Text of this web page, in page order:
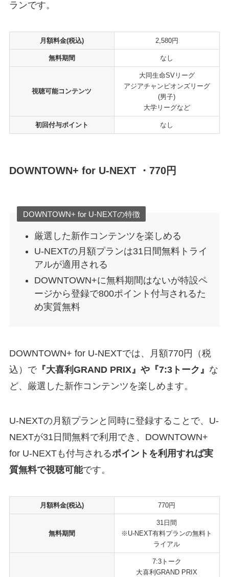
ランです。
月額料金(税込) 2,580円
無料期間 なし
視聴可能コンテンツ
大同生命SVリーグ
アジアチャンピオンズリーグ
(男子)
大学リーグなど
初回付与ポイント なし
DOWNTOWN+ for U-NEXT ・770円
DOWNTOWN+ for U-NEXTの特徴
厳選した新作コンテンツを楽しめる
U-NEXTの月額プランは31日間無料トライ
アルが適用される
DOWNTOWN+に無料期間はないが特設ペ
ージから登録で800ポイント付与されるた
め実質無料
DOWNTOWN+ for U-NEXTでは、月額770円（税
込）で『大喜利GRAND PRIX』や『7:3トーク』 な
ど、厳選した新作コンテンツを楽しめます。
U-NEXTの月額プランと同時に登録することで、U-
NEXTが31日間無料で利用でき、DOWNTOWN+
for U-NEXTも付与されるポイントを利用すれば実
質無料で視聴可能です。
月額料金(税込) 770円
無料期間
31日間
※U-NEXT有料プランの無料ト
ライアル
7:3トーク
大喜利GRAND PRIX